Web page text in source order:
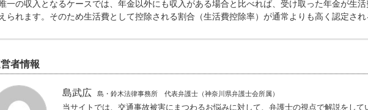
なく、支給が停止されていた年金の種類も調べてみないと逸失利益が認められるかど
まずは一度弁護士に相談したほうが賢明といえます。
年金が唯一の収入となるケースでは、年金以外にも収入がある場合と比べれば、受け